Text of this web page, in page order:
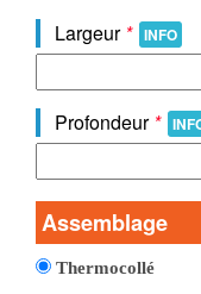
Largeur * INFO
Profondeur *
Assemblage
Thermocollé